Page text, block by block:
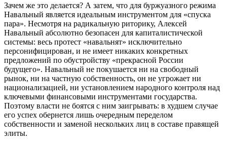
Зачем же это делается? А затем, что для буржуазного режима
Навальный является идеальным инструментом для «спуска
пара». Несмотря на радикальную риторику, Алексей
Навальный абсолютно безопасен для капиталистической
системы: весь протест «навальнят» исключительно
персонифицирован, и не имеет никаких конкретных
предложений по обустройству «прекрасной России
будущего». Навальный не покушается ни на свободный
рынок, ни на частную собственность, он не угрожает ни
национализацией, ни установлением народного контроля над
ключевыми финансовыми инструментами государства.
Поэтому власти не боятся с ним заигрывать: в худшем случае
его успех обернется лишь очередным переделом
собственности и заменой нескольких лиц в составе правящей
элиты.